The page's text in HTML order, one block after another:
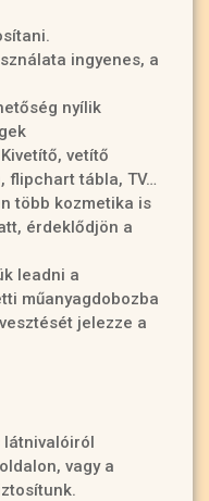
ingyenes, a
nyílik
vetítő
flipchart tábla, TV…
több kozmetika is
érdeklődjön a
leadni a
műanyagdobozba
jelezze a
látnivalóiról
vagy a